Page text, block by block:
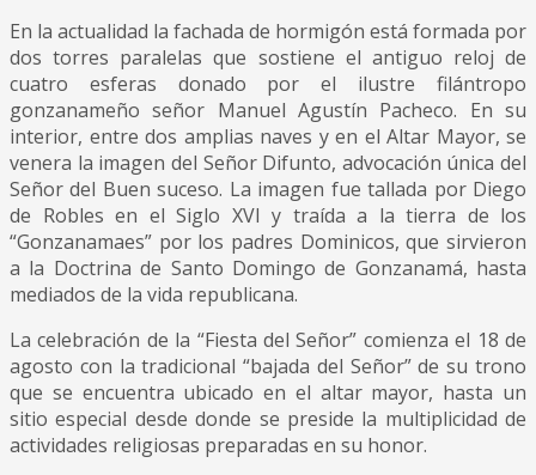
En la actualidad la fachada de hormigón está formada por
dos torres paralelas que sostiene el antiguo reloj de
cuatro esferas donado por el ilustre filántropo
gonzanameño señor Manuel Agustín Pacheco. En su
interior, entre dos amplias naves y en el Altar Mayor, se
venera la imagen del Señor Difunto, advocación única del
Señor del Buen suceso. La imagen fue tallada por Diego
de Robles en el Siglo XVI y traída a la tierra de los
“Gonzanamaes” por los padres Dominicos, que sirvieron
a la Doctrina de Santo Domingo de Gonzanamá, hasta
mediados de la vida republicana.
La celebración de la “Fiesta del Señor” comienza el 18 de
agosto con la tradicional “bajada del Señor” de su trono
que se encuentra ubicado en el altar mayor, hasta un
sitio especial desde donde se preside la multiplicidad de
actividades religiosas preparadas en su honor.